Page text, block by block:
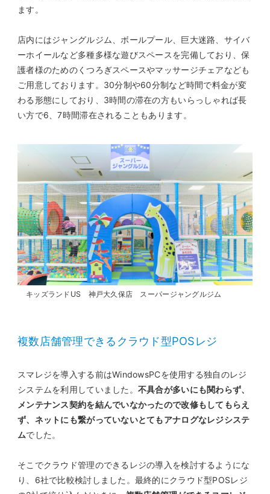
ます。
店内にはジャングルジム、ボールプール、巨大迷路、サイバ
ーホイールなど多種多様な遊びスペースを完備しており、保
護者様のためのくつろぎスペースやマッサージチェアなども
ご用意しております。30分制や60分制など時間で料金が変
わる形態にしており、3時間の滞在の方もいらっしゃれば長
い方で6、7時間滞在されることもあります。
キッズランドUS 神戸大久保店 スーパージャングルジム
複数店舗管理できるクラウド型POSレジ
スマレジを導入する前はWindowsPCを使用する独自のレジ
システムを利用していました。 不具合が多いにも関わらず、
メンテナンス契約を結んでいなかったので改修もしてもらえ
ず、ネットにも繋がっていないとてもアナログなレジシステ
ムでした。
そこでクラウド管理のできるレジの導入を検討するようにな
り、6社で比較検討しました。最終的にクラウド型POSレジ